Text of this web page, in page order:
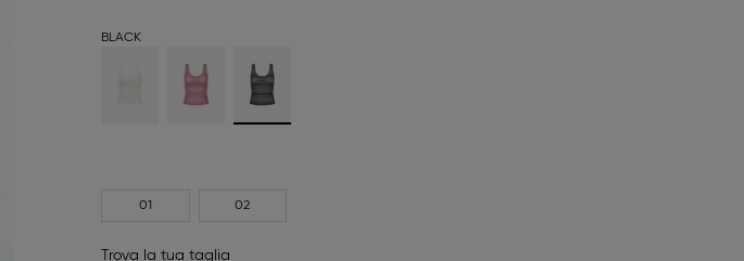
BLACK
01 02
Trova la tua taglia